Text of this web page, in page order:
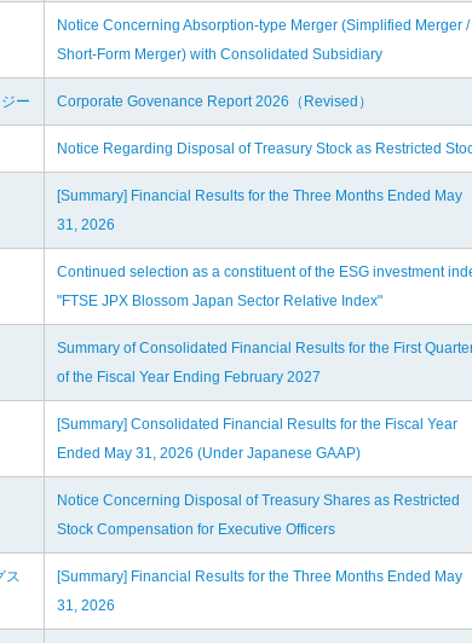
Notice Concerning Absorption-type Merger (Simplified Merger /
Short-Form Merger) with Consolidated Subsidiary
ー Corporate Govenance Report 2026（Revised）
Notice Regarding Disposal of Treasury Stock as Restricted
[Summary] Financial Results for the Three Months Ended May
31, 2026
Continued selection as a constituent of the ESG investment
"FTSE JPX Blossom Japan Sector Relative Index"
Summary of Consolidated Financial Results for the First
of the Fiscal Year Ending February 2027
[Summary] Consolidated Financial Results for the Fiscal Year
Ended May 31, 2026 (Under Japanese GAAP)
Notice Concerning Disposal of Treasury Shares as Restricted
Stock Compensation for Executive Officers
ス
[Summary] Financial Results for the Three Months Ended May
31, 2026